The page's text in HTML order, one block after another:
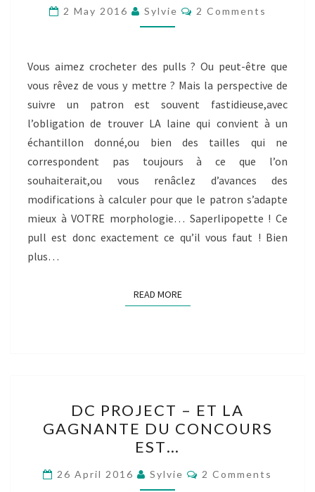
CROCHETER
AVEC
QUELLE
LAINE,
DANS
N’IMPORTE
QUELLE
TAILLE
2 May 2016 Sylvie Comments
2 Comments
Vous aimez crocheter des pulls ? Ou peut-être que
vous rêvez de vous y mettre ? Mais la perspective de
suivre un patron est souvent fastidieuse,avec
l’obligation de trouver LA laine qui convient à un
échantillon donné,ou bien des tailles qui ne
correspondent pas toujours à ce que l’on
souhaiterait,ou vous renâclez d’avances des
modifications à calculer pour que le patron s’adapte
mieux à VOTRE morphologie… Saperlipopette ! Ce
pull est donc exactement ce qu’il vous faut ! Bien
plus…
READ MOREREAD MORE
PROJECT
–
ET
LA
DC PROJECT – ET LA
GAGNANTE DU CONCOURS
EST…
26 April 2016 Sylvie Comments
2 Comments